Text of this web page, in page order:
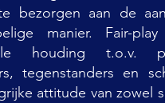
bezorgen aan de
manier. Fair-
houding t.o.v.
tegenstanders en
attitude van zowel